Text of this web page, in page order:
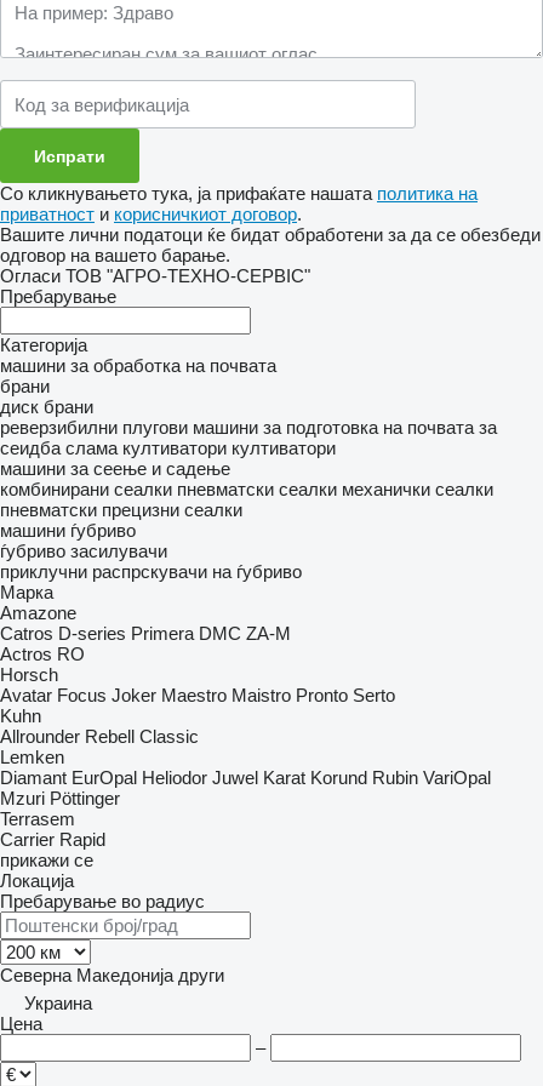
Со кликнувањето тука, ја прифаќате нашата политика на
приватност и корисничкиот договор.
Вашите лични податоци ќе бидат обработени за да се обезбеди
одговор на вашето барање.
Огласи ТОВ "АГРО-ТЕХНО-СЕРВІС"
Пребарување
Категорија
машини за обработка на почвата
брани
диск брани
реверзибилни плугови машини за подготовка на почвата за
сеидба слама култиватори култиватори
машини за сеење и садење
комбинирани сеалки пневматски сеалки механички сеалки
пневматски прецизни сеалки
машини ѓубриво
ѓубриво засилувачи
приклучни распрскувачи на ѓубриво
Марка
Amazone
Catros D-series Primera DMC ZA-M
Actros RO
Horsch
Avatar Focus Joker Maestro Maistro Pronto Serto
Kuhn
Allrounder Rebell Classic
Lemken
Diamant EurOpal Heliodor Juwel Karat Korund Rubin VariOpal
Mzuri Pöttinger
Terrasem
Carrier Rapid
прикажи се
Локација
Пребарување во радиус
Северна Македонија други
Украина
Цена
–